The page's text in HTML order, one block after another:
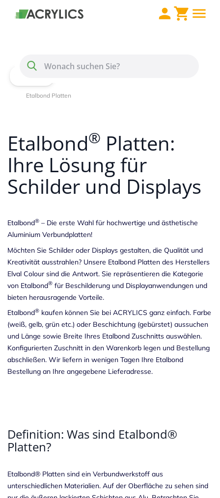
Menü
Etalbond Platten
Etalbond® Platten:
Ihre Lösung für
Schilder und Displays
Etalbond® – Die erste Wahl für hochwertige und ästhetische
Aluminium Verbundplatten!
Möchten Sie Schilder oder Displays gestalten, die Qualität und
Kreativität ausstrahlen? Unsere Etalbond Platten des Herstellers
Elval Colour sind die Antwort. Sie repräsentieren die Kategorie
von Etalbond® für Beschilderung und Displayanwendungen und
bieten herausragende Vorteile.
Etalbond® kaufen können Sie bei ACRYLICS ganz einfach. Farbe
(weiß, gelb, grün etc.) oder Beschichtung (gebürstet) aussuchen
und Länge sowie Breite Ihres Etalbond Zuschnitts auswählen.
Konfigurierten Zuschnitt in den Warenkorb legen und Bestellung
abschließen. Wir liefern in wenigen Tagen Ihre Etalbond
Bestellung an Ihre angegebene Lieferadresse.
Definition: Was sind Etalbond®
Platten?
Etalbond® Platten sind ein Verbundwerkstoff aus
unterschiedlichen Materialien. Auf der Oberfläche zu sehen sind